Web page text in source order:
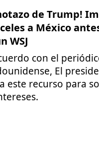
de Trump!
a México
WSJ
con el
El
este recurso para